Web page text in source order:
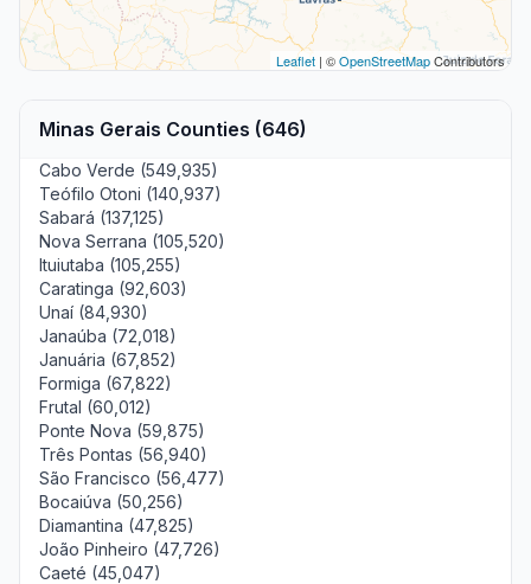
Leaflet | ©OpenStreetMapContributors
Minas Gerais Counties (646)
Cabo Verde (549,935)
Teófilo Otoni (140,937)
Sabará (137,125)
Nova Serrana (105,520)
Ituiutaba (105,255)
Caratinga (92,603)
Unaí (84,930)
Janaúba (72,018)
Januária (67,852)
Formiga (67,822)
Frutal (60,012)
Ponte Nova (59,875)
Três Pontas (56,940)
São Francisco (56,477)
Bocaiúva (50,256)
Diamantina (47,825)
João Pinheiro (47,726)
Caeté (45,047)